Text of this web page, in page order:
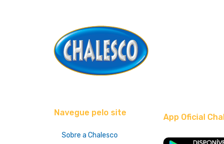
Navegue pelo site
Sobre a Chalesco
App Oficial